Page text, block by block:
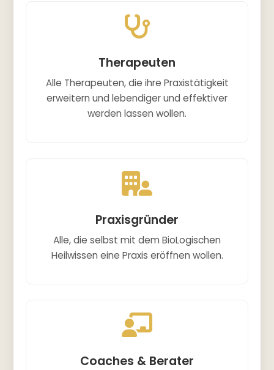
Therapeuten
Alle Therapeuten, die ihre Praxistätigkeit
erweitern und lebendiger und effektiver
werden lassen wollen.
Praxisgründer
Alle, die selbst mit dem BioLogischen
Heilwissen eine Praxis eröffnen wollen.
Coaches & Berater